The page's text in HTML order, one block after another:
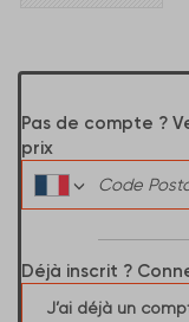
Pas de compte ?
prix
Déjà inscrit ?
J’ai déjà un